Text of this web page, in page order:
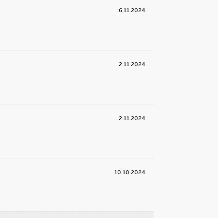
den kalde og gode drikken. Pynt
med litt bær, nøtter eller strøssel.
6.11.2024
2.11.2024
2.11.2024
10.10.2024